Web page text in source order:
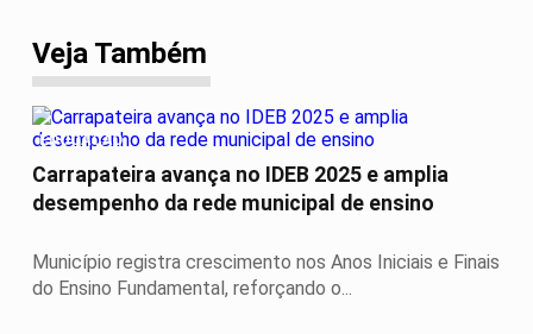
Veja Também
EDUCAÇÃO
Carrapateira avança no IDEB 2025 e amplia
desempenho da rede municipal de ensino
Município registra crescimento nos Anos Iniciais e Finais
do Ensino Fundamental, reforçando o...